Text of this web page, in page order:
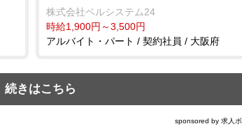
株式会社ベルシステム24
時給1,900円～3,500円
アルバイト・パート / 契約社員 / 大阪府
続きはこちら
sponsored by 求人ボ